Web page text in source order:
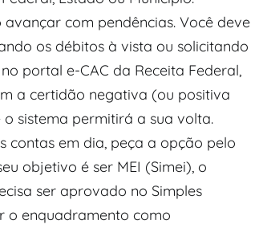
com pendências. Você deve
os débitos à vista ou solicitando
portal e-CAC da Receita Federal,
a certidão negativa (ou positiva
sistema permitirá a sua volta.
contas em dia, peça a opção pelo
objetivo é ser MEI (Simei), o
ser aprovado no Simples
o enquadramento como